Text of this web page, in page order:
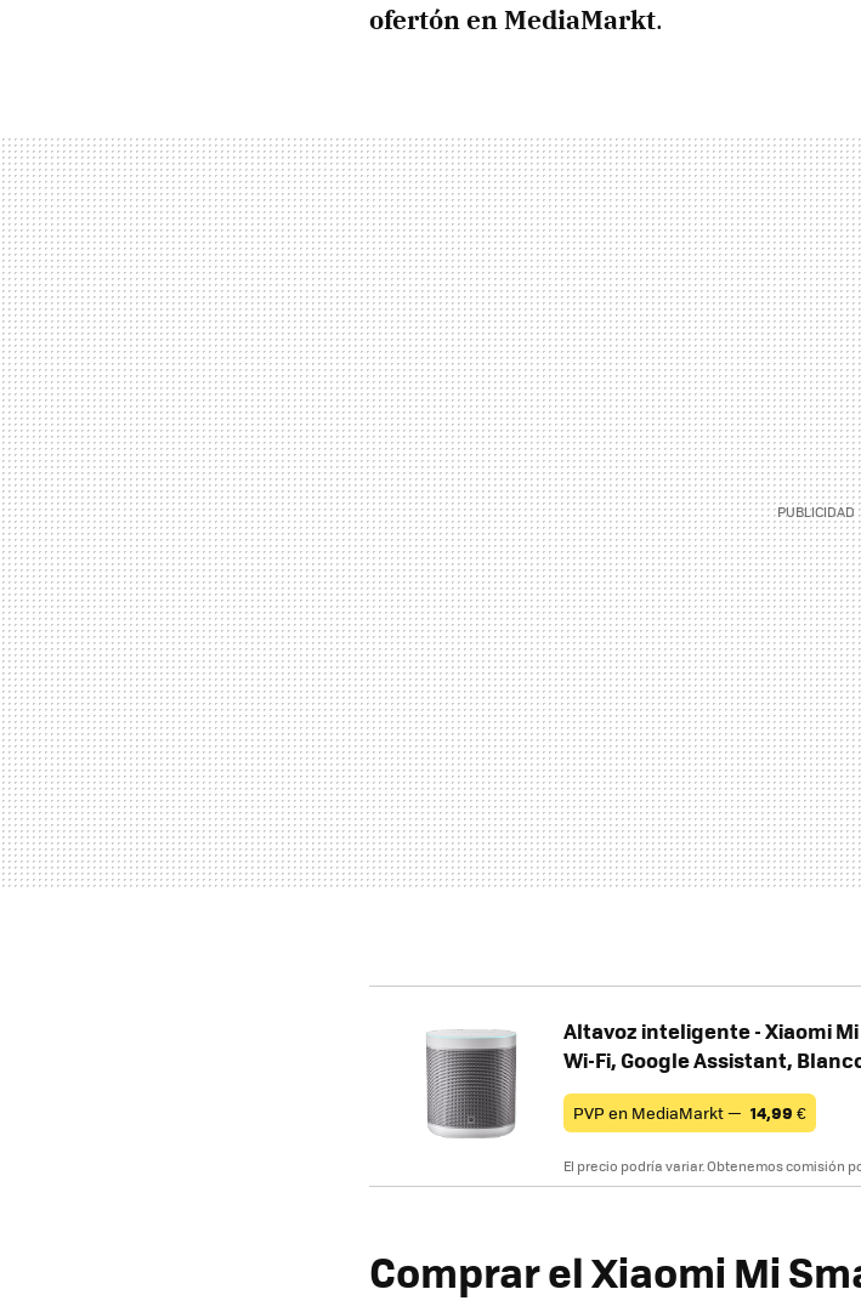
ofertón en MediaMarkt.
Altavoz inteligente - Xiaomi Mi
Wi-Fi, Google Assistant,
PVP en MediaMarkt — 14,99 €
El precio podría variar. Obtenemos comisión
Comprar el Xiaomi Mi